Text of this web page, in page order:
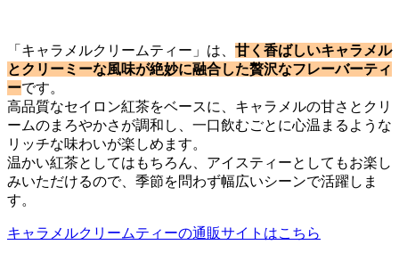
「キャラメルクリームティー」は、 甘く香ばしいキャラメル
とクリーミーな風味が絶妙に融合した贅沢なフレーバーティ
ーです。
高品質なセイロン紅茶をベースに、キャラメルの甘さとクリ
ームのまろやかさが調和し、一口飲むごとに心温まるような
リッチな味わいが楽しめます。
温かい紅茶としてはもちろん、アイスティーとしてもお楽し
みいただけるので、季節を問わず幅広いシーンで活躍しま
す。
キャラメルクリームティーの通販サイトはこちら